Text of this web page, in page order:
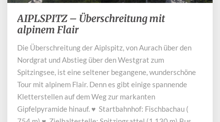
AIPLSPITZ
–
mit
alpinem
Flair
AIPLSPITZ – Überschreitung mit
alpinem Flair
Die Überschreitung der Aiplspitz, von Aurach über den
Nordgrat und Abstieg über den Westgrat zum
Spitzingsee, ist eine seltener begangene, wunderschöne
Tour mit alpinem Flair. Denn es gibt einige spannende
Kletterstellen auf dem Weg zur markanten
Gipfelpyramide hinauf. ♥ Startbahnhof: Fischbachau (